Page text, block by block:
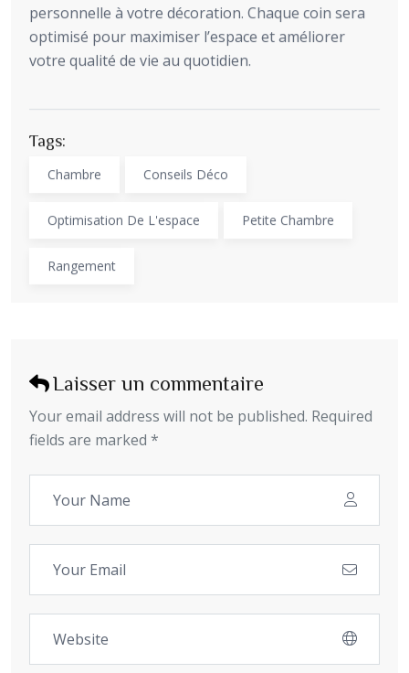
personnelle à votre décoration. Chaque coin sera
optimisé pour maximiser l’espace et améliorer
votre qualité de vie au quotidien.
Tags:
Chambre Conseils Déco
Optimisation De L'espace Petite Chambre
Rangement
Laisser un commentaire
Your email address will not be published. Required
fields are marked *